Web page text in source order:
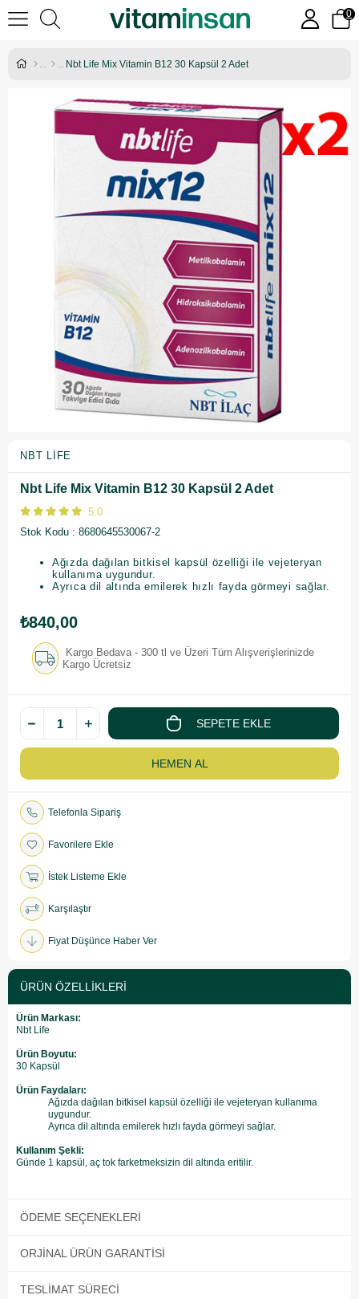
0
Nbt Life Mix Vitamin B12 30 Kapsül 2 Adet
NBT LIFE
Nbt Life Mix Vitamin B12 30 Kapsül 2 Adet
5.0
Stok Kodu
8680645530067-2
Ağızda dağılan bitkisel kapsül özelliği ile vejeteryan
kullanıma uygundur.
Ayrıca dil altında emilerek hızlı fayda görmeyi sağlar.
₺840,00
Kargo Bedava - 300 tl ve Üzeri Tüm Alışverişlerinizde
Kargo Ücretsiz
Telefonla Sipariş
Favorilere Ekle
İstek Listeme Ekle
Karşılaştır
Fiyat Düşünce Haber Ver
ÜRÜN ÖZELLIKLERI
Ürün Markası:
Nbt Life
Ürün Boyutu:
30 Kapsül
Ürün Faydaları:
Ağızda dağılan bitkisel kapsül özelliği ile vejeteryan kullanıma
uygundur.
Ayrıca dil altında emilerek hızlı fayda görmeyi sağlar.
Kullanım Şekli:
Günde 1 kapsül, aç tok farketmeksizin dil altında eritilir.
ÖDEME SEÇENEKLERI
ORJINAL ÜRÜN GARANTISI
TESLIMAT SÜRECI